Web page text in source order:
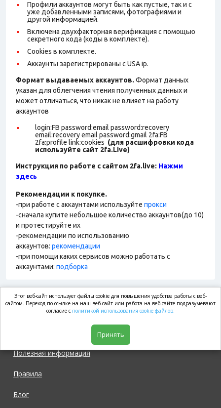
Профили аккаунтов могут быть как пустые, так и с
уже добавленными записями, фотографиями и
другой информацией.
Включена двухфакторная верификация с помощью
секретного кода (коды в комплекте).
Cookies в комплекте.
Аккаунты зарегистрированы с USA ip.
Формат выдаваемых аккаунтов. Формат данных
указан для облегчения чтения полученных данных и
может отличаться, что никак не влияет на работу
аккаунтов
login:FB password:email password:recovery
email:recovery email password:gmail 2fa:FB
2fa:profile link:cookies (для расшифровки кода
используйте сайт 2fa.Live)
Инструкция по работе с сайтом 2fa.live: Нажми
здесь
Рекомендации к покупке.
-при работе с аккаунтами используйте прокси
-сначала купите небольшое количество аккаунтов(до 10)
и протестируйте их
-рекомендации по использованию
аккаунтов: рекомендации
-при помощи каких сервисов можно работать с
аккаунтами: подборка
market.com
Полезная информация
Правила
Блог
Этот веб-сайт использует файлы cookie для повышения удобства работы с веб-
сайтом. Переход по ссылке на наш веб-сайт или работа на веб-сайте подразумевают
согласие с политикой использования cookie файлов.
Принять